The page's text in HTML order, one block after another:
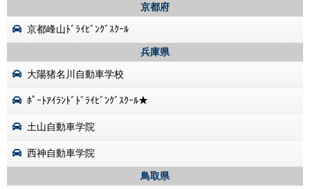
京都府
京都峰山ﾄﾞﾗｲﾋﾞﾝｸﾞｽｸｰﾙ
兵庫県
大陽猪名川自動車学校
ﾎﾟｰﾄｱｲﾗﾝﾄﾞﾄﾞﾗｲﾋﾞﾝｸﾞｽｸｰﾙ★
土山自動車学院
西神自動車学院
鳥取県